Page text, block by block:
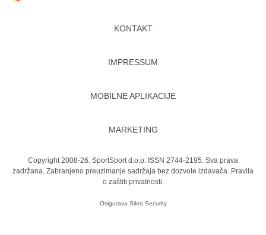
KONTAKT
IMPRESSUM
MOBILNE APLIKACIJE
MARKETING
Copyright 2008-26. SportSport d.o.o. ISSN 2744-2195. Sva prava
zadržana. Zabranjeno preuzimanje sadržaja bez dozvole izdavača. Pravila
o zaštiti privatnosti.
Osigurava Sikra Security